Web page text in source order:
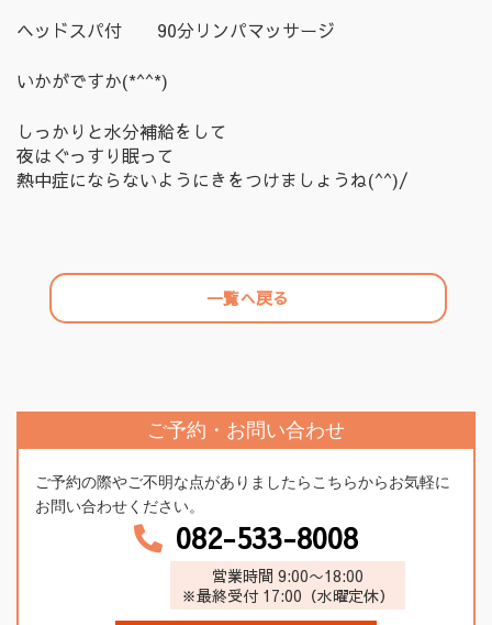
ヘッドスパ付 90分リンパマッサージ
いかがですか(*^^*)
しっかりと水分補給をして
夜はぐっすり眠って
熱中症にならないようにきをつけましょうね(^^)/
一覧へ戻る
ご予約・お問い合わせ
ご予約の際やご不明な点がありましたらこちらからお気軽に
お問い合わせください。
082-533-8008
営業時間 9:00〜18:00
※最終受付 17:00（水曜定休）